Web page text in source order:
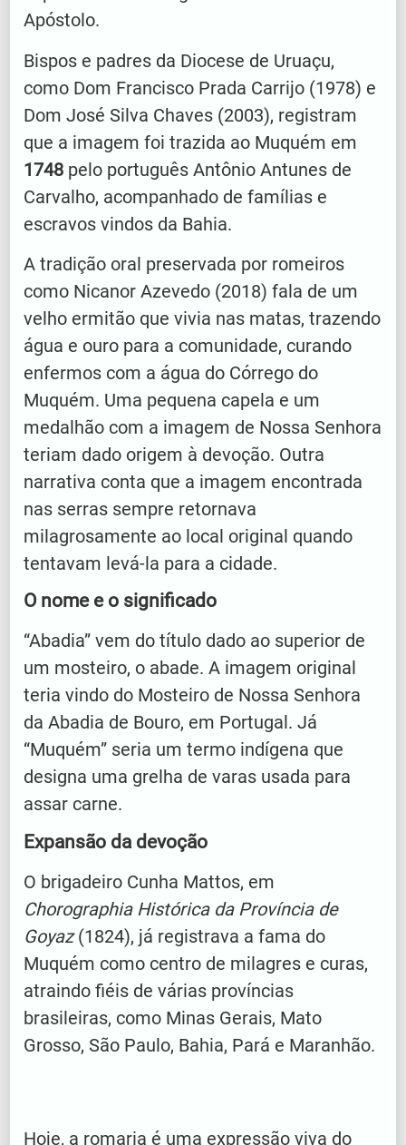
Apóstolo.
Bispos e padres da Diocese de Uruaçu,
como Dom Francisco Prada Carrijo (1978) e
Dom José Silva Chaves (2003), registram
que a imagem foi trazida ao Muquém em
1748 pelo português Antônio Antunes de
Carvalho, acompanhado de famílias e
escravos vindos da Bahia.
A tradição oral preservada por romeiros
como Nicanor Azevedo (2018) fala de um
velho ermitão que vivia nas matas, trazendo
água e ouro para a comunidade, curando
enfermos com a água do Córrego do
Muquém. Uma pequena capela e um
medalhão com a imagem de Nossa Senhora
teriam dado origem à devoção. Outra
narrativa conta que a imagem encontrada
nas serras sempre retornava
milagrosamente ao local original quando
tentavam levá-la para a cidade.
O nome e o significado
“Abadia” vem do título dado ao superior de
um mosteiro, o abade. A imagem original
teria vindo do Mosteiro de Nossa Senhora
da Abadia de Bouro, em Portugal. Já
“Muquém” seria um termo indígena que
designa uma grelha de varas usada para
assar carne.
Expansão da devoção
O brigadeiro Cunha Mattos, em
Chorographia Histórica da Província de
Goyaz(1824), já registrava a fama do
Muquém como centro de milagres e curas,
atraindo fiéis de várias províncias
brasileiras, como Minas Gerais, Mato
Grosso, São Paulo, Bahia, Pará e Maranhão.
Hoje, a romaria é uma expressão viva do